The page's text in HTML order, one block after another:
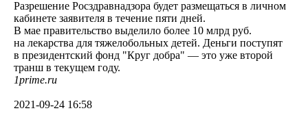
Разрешение Росздравнадзора будет размещаться в личном
кабинете заявителя в течение пяти дней.
В мае правительство выделило более 10 млрд руб.
на лекарства для тяжелобольных детей. Деньги поступят
в президентский фонд "Круг добра" — это уже второй
транш в текущем году.
1prime.ru
2021-09-24 16:58